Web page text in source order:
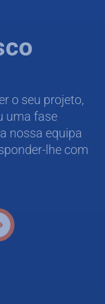
o seu projeto,
uma fase
nossa equipa
lhe com